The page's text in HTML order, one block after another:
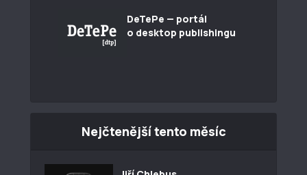
DeTePe — portál
o desktop publishingu
Nejčtenější tento měsíc